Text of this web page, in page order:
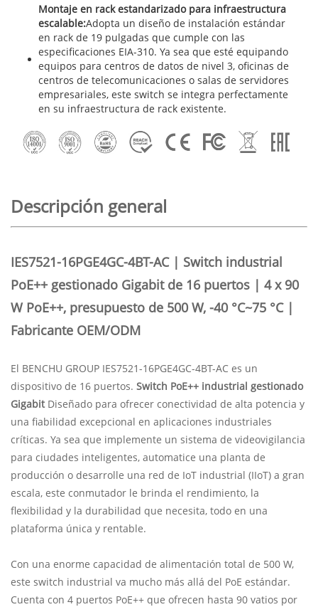
Montaje en rack estandarizado para infraestructura
escalable:Adopta un diseño de instalación estándar
en rack de 19 pulgadas que cumple con las
especificaciones EIA-310. Ya sea que esté equipando
equipos para centros de datos de nivel 3, oficinas de
centros de telecomunicaciones o salas de servidores
empresariales, este switch se integra perfectamente
en su infraestructura de rack existente.
Descripción general
IES7521-16PGE4GC-4BT-AC | Switch industrial
PoE++ gestionado Gigabit de 16 puertos | 4 x 90
W PoE++, presupuesto de 500 W, -40 °C~75 °C |
Fabricante OEM/ODM
El BENCHU GROUP IES7521-16PGE4GC-4BT-AC es un
dispositivo de 16 puertos. Switch PoE++ industrial gestionado
GigabitDiseñado para ofrecer conectividad de alta potencia y
una fiabilidad excepcional en aplicaciones industriales
críticas. Ya sea que implemente un sistema de videovigilancia
para ciudades inteligentes, automatice una planta de
producción o desarrolle una red de IoT industrial (IIoT) a gran
escala, este conmutador le brinda el rendimiento, la
flexibilidad y la durabilidad que necesita, todo en una
plataforma única y rentable.
Con una enorme capacidad de alimentación total de 500 W,
este switch industrial va mucho más allá del PoE estándar.
Cuenta con 4 puertos PoE++ que ofrecen hasta 90 vatios por